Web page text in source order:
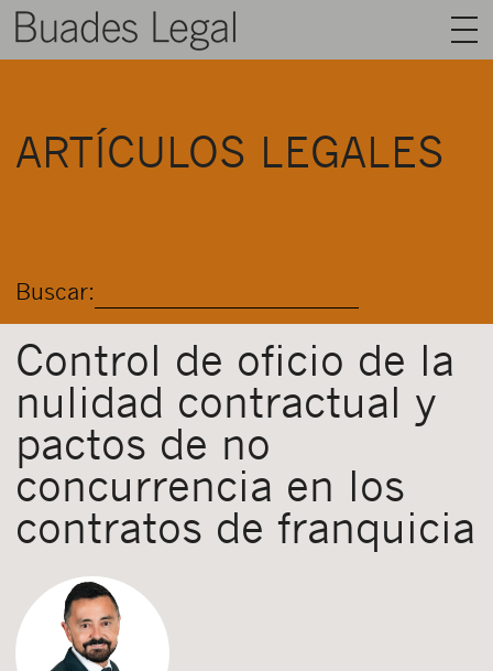
ÁREAS
CONTACTO
ESPAÑOL
ARTÍCULOS LEGALES
Buscar:
Control de oficio de la
nulidad contractual y
pactos de no
concurrencia en los
contratos de franquicia